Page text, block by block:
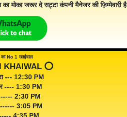
मोका जरूर दे सट्टा कंपनी मैनेजर की ज़िम्मेवारी है
No 1 खाईवाल
KHAIWAL ⭕️
--- 12:30 PM
---- 1:30 PM
2:30 PM
------ 3:05 PM